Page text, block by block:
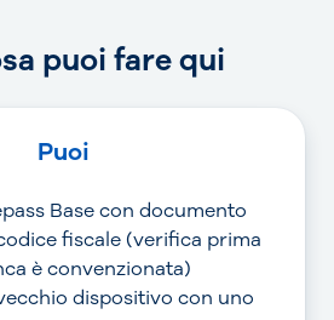
puoi fare qui
Puoi
Base con documento
fiscale (verifica prima
è convenzionata)
dispositivo con uno